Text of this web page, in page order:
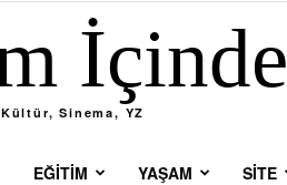
İçinde
Sinema, YZ
EĞITIM YAŞAM SİTE